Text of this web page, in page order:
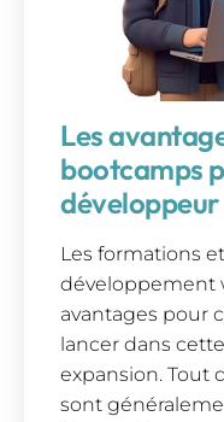
Les
bootcamps
développeur
Les formations
développement
avantages pour
lancer dans
expansion. Tout
sont